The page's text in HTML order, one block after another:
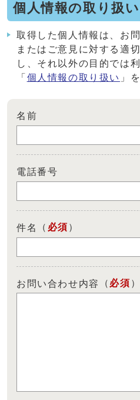
個人情報の取り扱
取得した個人情報は、お
またはご意見に対する適
し、それ以外の目的では
「 個人情報の取り扱い 」
名前
電話番号
件名 （ 必須 ）
お問い合わせ内容 （ 必須 ）